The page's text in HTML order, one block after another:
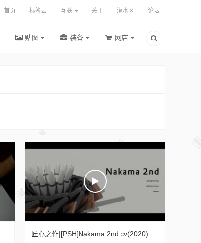
首页 标签云 互联 关于 灌水区 论坛
贴图 装备 网店
匠心之作|[PSH]Nakama 2nd cv(2020)